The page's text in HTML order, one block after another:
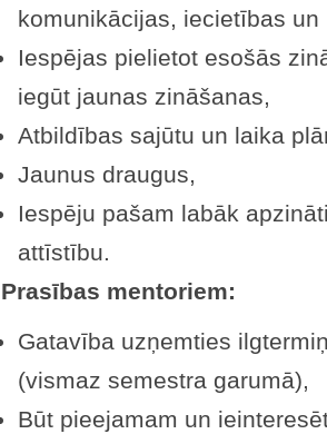
komunikācijas, iecietības
Iespējas pielietot esošās
iegūt jaunas zināšanas,
Atbildības sajūtu un laika
Jaunus draugus,
Iespēju pašam labāk
attīstību.
Prasības mentoriem:
Gatavība uzņemties
(vismaz semestra garumā),
Būt pieejamam un